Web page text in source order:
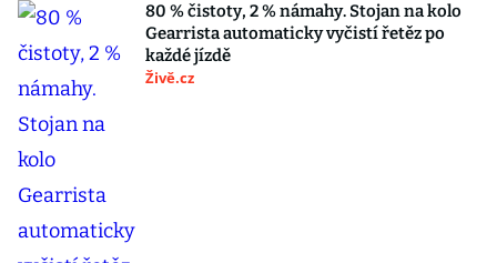
80 % čistoty, 2 % námahy. Stojan na kolo
Gearrista automaticky vyčistí řetěz po
každé jízdě
Živě.cz